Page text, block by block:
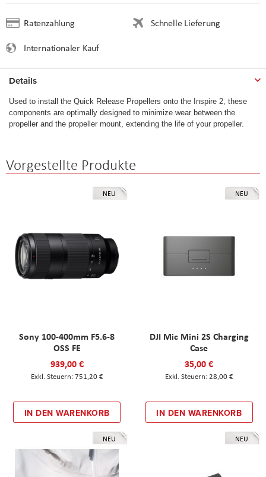
Ratenzahlung
Schnelle Lieferung
Internationaler Kauf
Details
Used to install the Quick Release Propellers onto the Inspire 2, these
components are optimally designed to minimize wear between the
propeller and the propeller mount, extending the life of your propeller.
Vorgestellte Produkte
NEU
Sony 100-400mm F5.6-8
OSS FE
939,00 €
751,20 €
IN DEN WARENKORB
NEU
DJI Mic Mini 2S Charging
Case
35,00 €
28,00 €
IN DEN WARENKORB
NEU NEU